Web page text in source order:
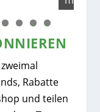
0 1 2 3
Rabatte
und teilen